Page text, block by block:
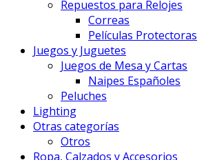
Repuestos para Relojes
Correas
Películas Protectoras
Juegos y Juguetes
Juegos de Mesa y Cartas
Naipes Españoles
Peluches
Lighting
Otras categorías
Otros
Ropa, Calzados y Accesorios